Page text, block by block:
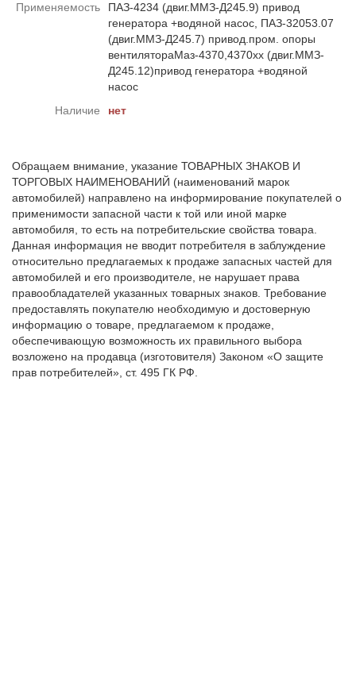
Применяемость
ПАЗ-4234 (двиг.ММЗ-Д245.9) привод
генератора +водяной насос, ПАЗ-32053.07
(двиг.ММЗ-Д245.7) привод.пром. опоры
вентилятораМаз-4370,4370хх (двиг.ММЗ-
Д245.12)привод генератора +водяной
насос
Наличие
нет
Обращаем внимание, указание ТОВАРНЫХ ЗНАКОВ И
ТОРГОВЫХ НАИМЕНОВАНИЙ (наименований марок
автомобилей) направлено на информирование покупателей о
применимости запасной части к той или иной марке
автомобиля, то есть на потребительские свойства товара.
Данная информация не вводит потребителя в заблуждение
относительно предлагаемых к продаже запасных частей для
автомобилей и его производителе, не нарушает права
правообладателей указанных товарных знаков. Требование
предоставлять покупателю необходимую и достоверную
информацию о товаре, предлагаемом к продаже,
обеспечивающую возможность их правильного выбора
возложено на продавца (изготовителя) Законом «О защите
прав потребителей», ст. 495 ГК РФ.